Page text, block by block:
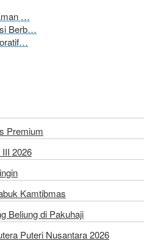
…
Berb…
Premium
2026
Kamtibmas
Beliung di Pakuhaji
Puteri Nusantara 2026